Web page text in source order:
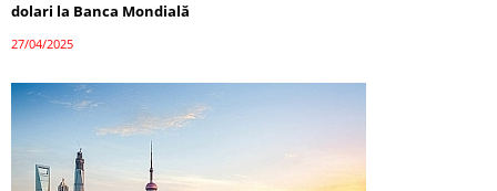
dolari la Banca Mondială
27/04/2025